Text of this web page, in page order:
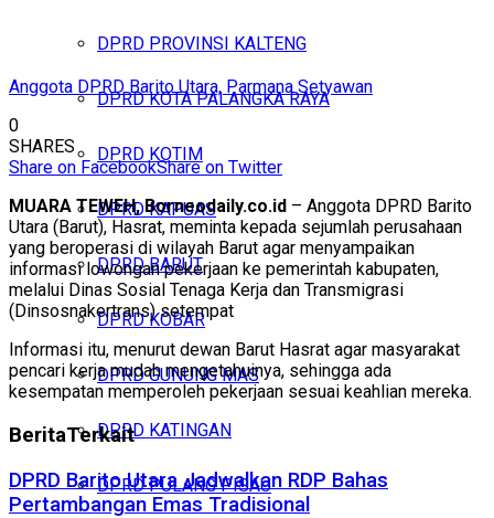
DPRD PROVINSI KALTENG
DPRD KOTA PALANGKA RAYA
DPRD KOTIM
DPRD KAPUAS
DPRD BARUT
DPRD KOBAR
DPRD GUNUNG MAS
DPRD KATINGAN
DPRD PULANG PISAU
Anggota DPRD Barito Utara, Parmana Setyawan
0
SHARES
Share on FacebookShare on Twitter
MUARA TEWEH, Borneodaily.co.id – Anggota DPRD Barito
Utara (Barut), Hasrat, meminta kepada sejumlah perusahaan
yang beroperasi di wilayah Barut agar menyampaikan
informasi lowongan pekerjaan ke pemerintah kabupaten,
melalui Dinas Sosial Tenaga Kerja dan Transmigrasi
(Dinsosnakertrans) setempat
Informasi itu, menurut dewan Barut Hasrat agar masyarakat
pencari kerja mudah mengetahuinya, sehingga ada
kesempatan memperoleh pekerjaan sesuai keahlian mereka.
BeritaTerkait
DPRD Barito Utara Jadwalkan RDP Bahas
Pertambangan Emas Tradisional